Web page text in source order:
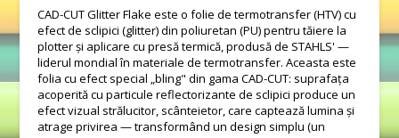
CAD-CUT Glitter Flake este o folie de termotransfer (HTV) cu
efect de sclipici (glitter) din poliuretan (PU) pentru tăiere la
plotter și aplicare cu presă termică, produsă de STAHLS' —
liderul mondial în materiale de termotransfer. Aceasta este
folia cu efect special „bling" din gama CAD-CUT: suprafața
acoperită cu particule reflectorizante de sclipici produce un
efect vizual strălucitor, scânteietor, care captează lumina și
atrage privirea — transformând un design simplu (un